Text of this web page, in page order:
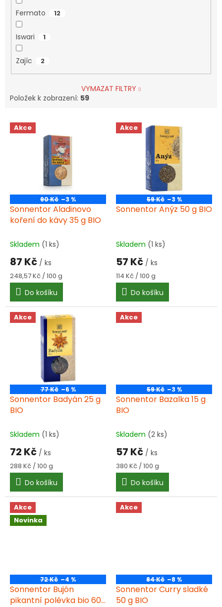
Fermato 12
Iswari 1
Zajíc 2
VYMAZAT FILTRY
Položek k zobrazení: 59
V
o
d
Akce
90 Kč –3 %
Sonnentor Aladinovo
koření do kávy 35 g BIO
Skladem (1 ks)
87 Kč / ks
Měrná
cena:
248,57 Kč / 100 g
Do košíku
Akce
59 Kč –3 %
Sonnentor Anýz 50 g BIO
Skladem (1 ks)
57 Kč / ks
Měrná
cena:
114 Kč / 100 g
Do košíku
Akce
77 Kč –6 %
Sonnentor Badyán 25 g
BIO
Skladem (1 ks)
72 Kč / ks
Měrná
cena:
288 Kč / 100 g
Do košíku
Akce
59 Kč –3 %
Sonnentor Bazalka 15 g
BIO
Skladem (2 ks)
57 Kč / ks
Měrná
cena:
380 Kč / 100 g
Do košíku
Akce
Novinka
72 Kč –4 %
Sonnentor Bujón
pikantní polévka bio 60
Akce
84 Kč –8 %
Sonnentor Curry sladké
50 g BIO